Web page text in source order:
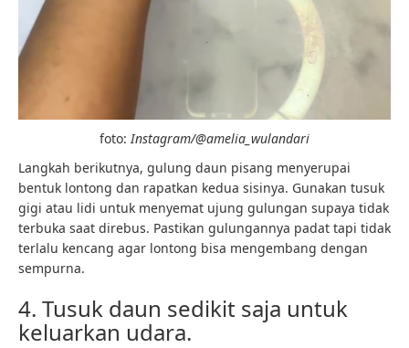
foto: Instagram/@amelia_wulandari
Langkah berikutnya, gulung daun pisang menyerupai
bentuk lontong dan rapatkan kedua sisinya. Gunakan tusuk
gigi atau lidi untuk menyemat ujung gulungan supaya tidak
terbuka saat direbus. Pastikan gulungannya padat tapi tidak
terlalu kencang agar lontong bisa mengembang dengan
sempurna.
4. Tusuk daun sedikit saja untuk
keluarkan udara.